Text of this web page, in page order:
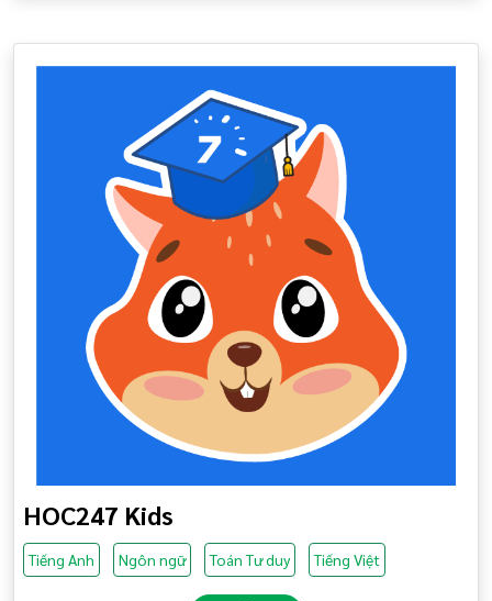
HOC247 Kids
Tiếng Anh Ngôn ngữ Toán Tư duy Tiếng Việt